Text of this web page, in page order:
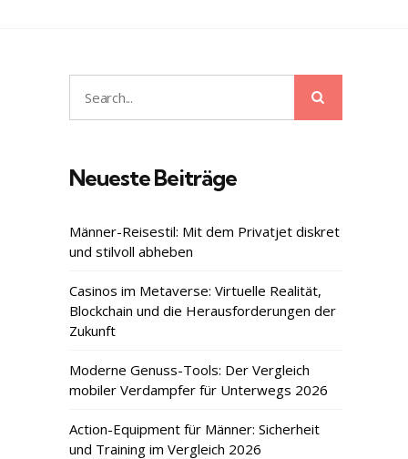
Search
for:
Neueste Beiträge
Männer-Reisestil: Mit dem Privatjet diskret
und stilvoll abheben
Casinos im Metaverse: Virtuelle Realität,
Blockchain und die Herausforderungen der
Zukunft
Moderne Genuss-Tools: Der Vergleich
mobiler Verdampfer für Unterwegs 2026
Action-Equipment für Männer: Sicherheit
und Training im Vergleich 2026